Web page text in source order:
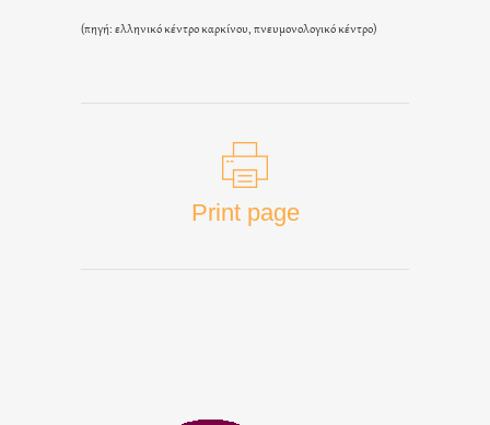
(πηγή: ελληνικό κέντρο καρκίνου, πνευμονολογικό κέντρο)
Print page